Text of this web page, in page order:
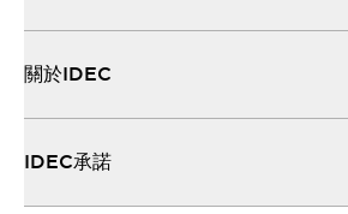
關於IDEC
IDEC承諾